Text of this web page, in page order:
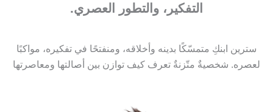
التفكير، والتطور العصري.
سترين ابنكِ متمسّكًا بدينه وأخلاقه، ومنفتحًا في تفكيره، مواكبًا
لعصره. شخصيةٌ متّزنةٌ تعرف كيف توازن بين أصالتها ومعاصرتها